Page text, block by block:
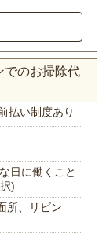
でのお掃除代
払い制度あり
日に働くこと
)
所、リビン